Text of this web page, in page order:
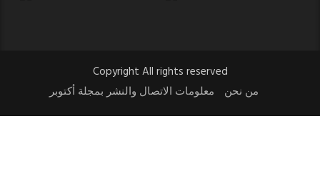
Copyright All rights reserved
من نحن
معلومات الاتصال والنشر بمجلة أكتوبر